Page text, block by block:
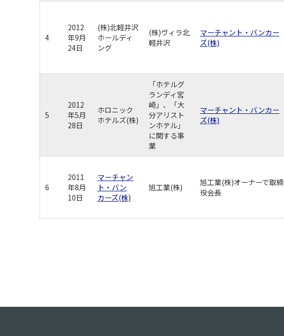
4
2012
年9月
24日
(株)北軽井沢
ホールディ
ング
(株)ヴィラ北
軽井沢
マーチャント・バンカー
ズ(株)
5
2012
年5月
28日
ホロニック
ホテルズ(株)
「ホテルグ
ランディ宮
崎」、「大
分アリスト
ンホテル」
に関する事
業
マーチャント・バンカー
ズ(株)
6
2011
年8月
10日
マーチャン
ト・バン
カーズ(株)
旭工業(株)
旭工業(株)オーナーで取締
役会長